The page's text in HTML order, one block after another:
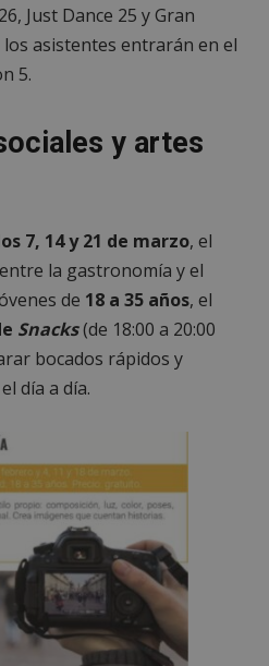
Just Dance 25 y Gran
asistentes entrarán en el
5.
y artes
7, 14 y 21 de marzo, el
la gastronomía y el
de 18 a 35 años, el
Snacks(de 18:00 a 20:00
bocados rápidos y
día a día.